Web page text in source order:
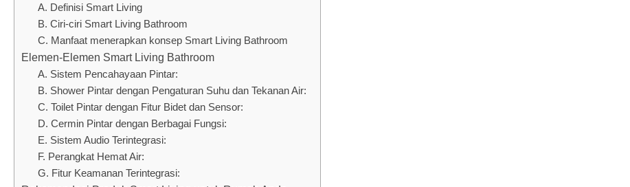
A. Definisi Smart Living
B. Ciri-ciri Smart Living Bathroom
C. Manfaat menerapkan konsep Smart Living Bathroom
Elemen-Elemen Smart Living Bathroom
A. Sistem Pencahayaan Pintar:
B. Shower Pintar dengan Pengaturan Suhu dan Tekanan Air:
C. Toilet Pintar dengan Fitur Bidet dan Sensor:
D. Cermin Pintar dengan Berbagai Fungsi:
E. Sistem Audio Terintegrasi:
F. Perangkat Hemat Air:
G. Fitur Keamanan Terintegrasi: